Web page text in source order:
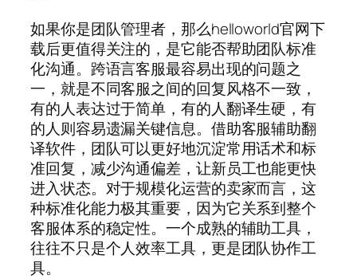
如果你是团队管理者，那么helloworld官网下
载后更值得关注的，是它能否帮助团队标准
化沟通。跨语言客服最容易出现的问题之
一，就是不同客服之间的回复风格不一致，
有的人表达过于简单，有的人翻译生硬，有
的人则容易遗漏关键信息。借助客服辅助翻
译软件，团队可以更好地沉淀常用话术和标
准回复，减少沟通偏差，让新员工也能更快
进入状态。对于规模化运营的卖家而言，这
种标准化能力极其重要，因为它关系到整个
客服体系的稳定性。一个成熟的辅助工具，
往往不只是个人效率工具，更是团队协作工
具。